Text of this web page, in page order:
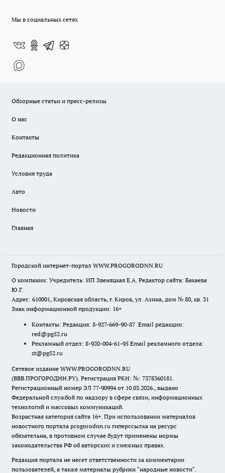
Мы в социальных сетях
Обзорные статьи и пресс-релизы
О нас
Контакты
Редакционная политика
Условия труда
Авто
Новости
Главная
Городской интернет-портал WWW.PROGORODNN.RU
О компании: Учредитель: ИП Звеняцкая Е.А. Редактор сайта: Бакаева
Ю.Г.
Адрес: 610001, Кировская область, г. Киров, ул. Азина, дом № 80, кв. 31
Знак информационной продукции: 16+
Контакты: Редакция: 8-927-669-90-87 Email редакции:
red@pg52.ru
Рекламный отдел: 8-920-004-61-95 Email рекламного отдела:
st@pg52.ru
Сетевое издание WWW.PROGORODNN.RU
(ВВВ.ПРОГОРОДНН.РУ). Регистрация РКН: №: 7378360181.
Регистрационный номер ЭЛ 77-90994 от 10.03.2026., выдано
Федеральной службой по надзору в сфере связи, информационных
технологий и массовых коммуникаций.
Возрастная категория сайта 16+. При использовании материалов
новостного портала progorodnn.ru гиперссылка на ресурс
обязательна, в противном случае будут применены нормы
законодательства РФ об авторских и смежных правах.
Редакция портала не несет ответственности за комментарии
пользователей, а также материалы рубрики "народные новости".